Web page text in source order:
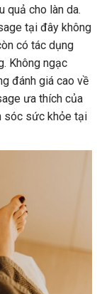
quả cho làn da.
tại đây không
có tác dụng
Không ngạc
đánh giá cao về
ưa thích của
sóc sức khỏe tại